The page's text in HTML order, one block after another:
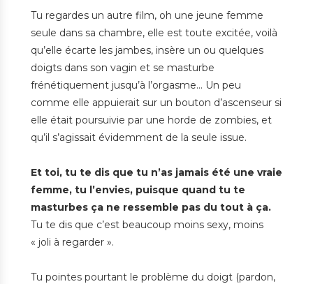
Tu regardes un autre film, oh une jeune femme
seule dans sa chambre, elle est toute excitée, voilà
qu’elle écarte les jambes, insère un ou quelques
doigts dans son vagin et se masturbe
frénétiquement jusqu’à l’orgasme… Un peu
comme elle appuierait sur un bouton d’ascenseur si
elle était poursuivie par une horde de zombies, et
qu’il s’agissait évidemment de la seule issue.
Et toi, tu te dis que tu n’as jamais été une vraie
femme, tu l’envies, puisque quand tu te
masturbes ça ne ressemble pas du tout à ça.
Tu te dis que c’est beaucoup moins sexy, moins
« joli à regarder ».
Tu pointes pourtant le problème du doigt (pardon,